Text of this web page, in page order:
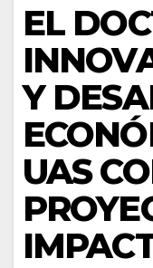
EL
Y
UAS